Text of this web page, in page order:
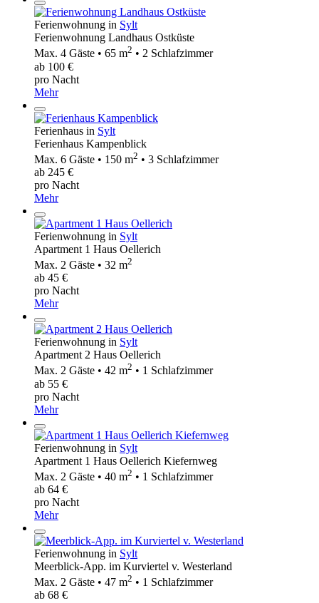
Ferienwohnung in Sylt
Ferienwohnung Landhaus Ostküste
Max. 4 Gäste • 65 m2 • 2 Schlafzimmer
ab 100 €
pro Nacht
Mehr
Ferienhaus in Sylt
Ferienhaus Kampenblick
Max. 6 Gäste • 150 m2 • 3 Schlafzimmer
ab 245 €
pro Nacht
Mehr
Ferienwohnung in Sylt
Apartment 1 Haus Oellerich
Max. 2 Gäste • 32 m2
ab 45 €
pro Nacht
Mehr
Ferienwohnung in Sylt
Apartment 2 Haus Oellerich
Max. 2 Gäste • 42 m2 • 1 Schlafzimmer
ab 55 €
pro Nacht
Mehr
Ferienwohnung in Sylt
Apartment 1 Haus Oellerich Kiefernweg
Max. 2 Gäste • 40 m2 • 1 Schlafzimmer
ab 64 €
pro Nacht
Mehr
Ferienwohnung in Sylt
Meerblick-App. im Kurviertel v. Westerland
Max. 2 Gäste • 47 m2 • 1 Schlafzimmer
ab 68 €